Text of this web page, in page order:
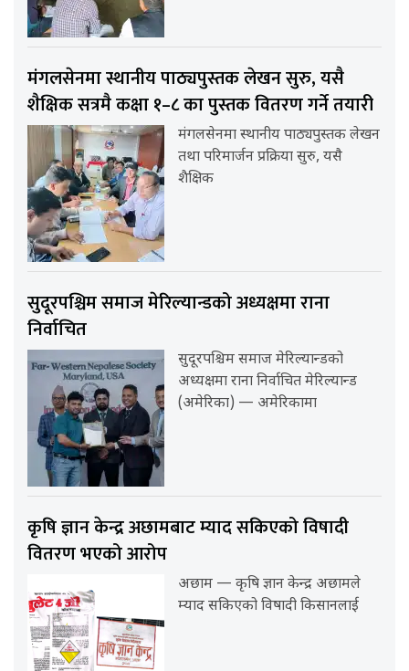
मंगलसेनमा स्थानीय पाठ्यपुस्तक लेखन सुरु, यसै
शैक्षिक सत्रमै कक्षा १–८ का पुस्तक वितरण गर्ने तयारी
मंगलसेनमा स्थानीय पाठ्यपुस्तक लेखन
तथा परिमार्जन प्रक्रिया सुरु, यसै
शैक्षिक
सुदूरपश्चिम समाज मेरिल्यान्डको अध्यक्षमा राना
निर्वाचित
सुदूरपश्चिम समाज मेरिल्यान्डको
अध्यक्षमा राना निर्वाचित मेरिल्यान्ड
(अमेरिका) — अमेरिकामा
कृषि ज्ञान केन्द्र अछामबाट म्याद सकिएको विषादी
वितरण भएको आरोप
अछाम — कृषि ज्ञान केन्द्र अछामले
म्याद सकिएको विषादी किसानलाई